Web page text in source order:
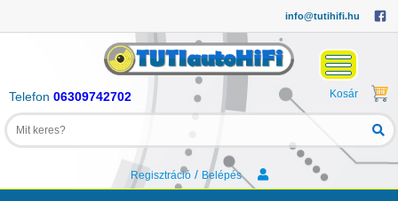
info@tutihifi.hu
Telefon 06309742702 Kosár
Regisztráció/ Belépés